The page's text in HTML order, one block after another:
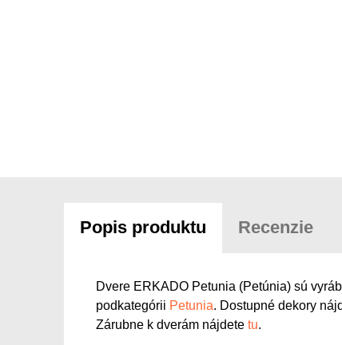
Popis produktu Recenzie
Dvere ERKADO Petunia (Petúnia) sú
podkategórii Petunia. Dostupné dekory
Zárubne k dverám nájdete tu.